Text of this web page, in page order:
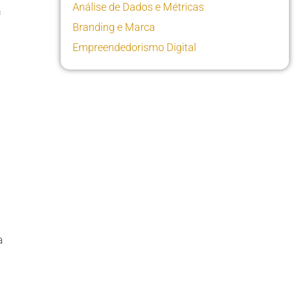
Análise de Dados e Métricas
Branding e Marca
Empreendedorismo Digital